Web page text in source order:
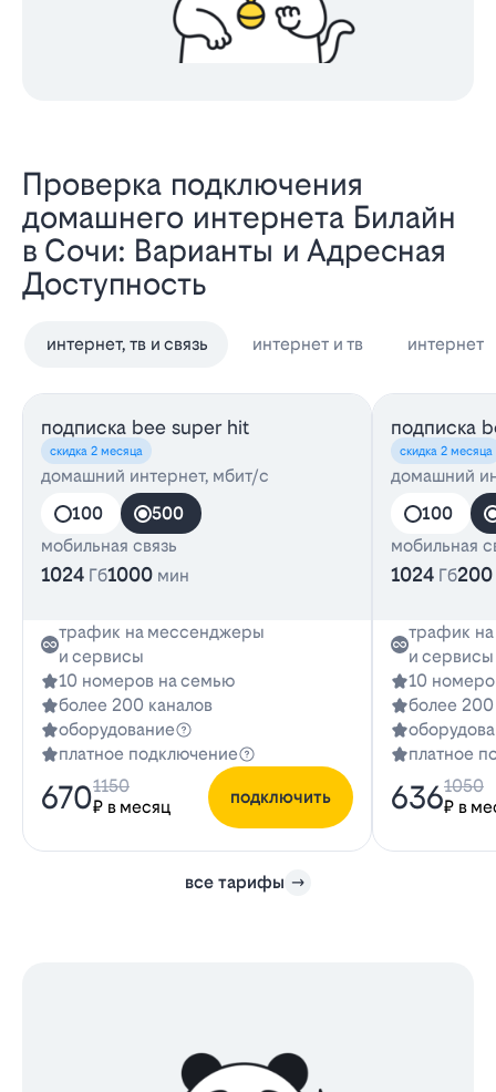
Проверка подключения
домашнего интернета Билайн
в Сочи: Варианты и Адресная
Доступность
интернет, тв и связь интернет и тв интернет
подписка bee super hit
скидка 2 месяца
домашний интернет, мбит/с
100
500
мобильная связь
1024 Гб1000 мин
трафик на мессенджеры
и сервисы
10 номеров на семью
более 200 каналов
оборудование
платное подключение
670₽ в месяц
1150
подключить
подписка
скидка 2 месяца
домашний
100
мобильная
1024 Гб200
трафик
и сервисы
10
более 200
платное
636₽ в
1050
все тарифы